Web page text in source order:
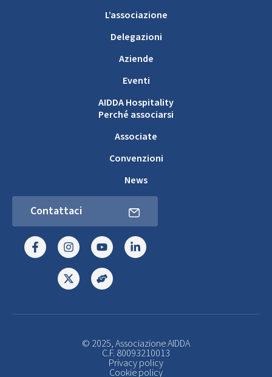
L’associazione
Delegazioni
Aziende
Eventi
AIDDA Hospitality
Perché associarsi
Associate
Convenzioni
News
Contattaci
© 2025, Associazione AIDDA
C.F. 80093210013
Privacy policy
Cookie policy